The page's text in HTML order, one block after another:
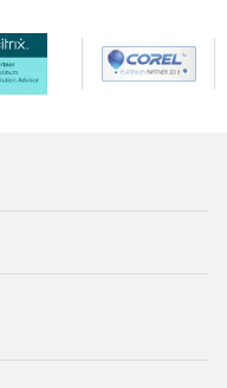
передачи
MOVEit Ad-Hoc
данных.
клиентских
имеет гибкую